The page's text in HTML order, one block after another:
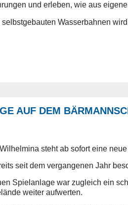
und erleben, wie aus
Wasserbahnen
AUF DEM
steht ab sofort eine
seit dem vergangenen Jahr
Spielanlage war zugleich ein
weiter aufwerten.